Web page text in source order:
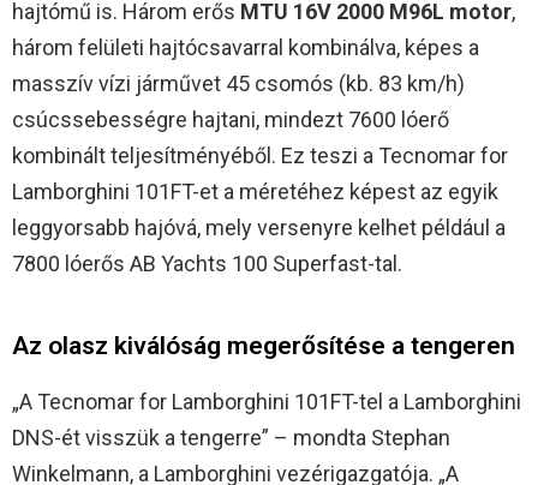
hajtómű is. Három erős MTU 16V 2000 M96L motor,
három felületi hajtócsavarral kombinálva, képes a
masszív vízi járművet 45 csomós (kb. 83 km/h)
csúcssebességre hajtani, mindezt 7600 lóerő
kombinált teljesítményéből. Ez teszi a Tecnomar for
Lamborghini 101FT-et a méretéhez képest az egyik
leggyorsabb hajóvá, mely versenyre kelhet például a
7800 lóerős AB Yachts 100 Superfast-tal.
Az olasz kiválóság megerősítése a tengeren
„A Tecnomar for Lamborghini 101FT-tel a Lamborghini
DNS-ét visszük a tengerre” – mondta Stephan
Winkelmann, a Lamborghini vezérigazgatója. „A